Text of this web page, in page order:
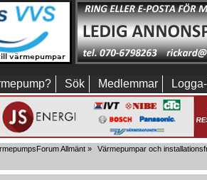
Sök Medlemmar
Allmänt » Värmepumpar och